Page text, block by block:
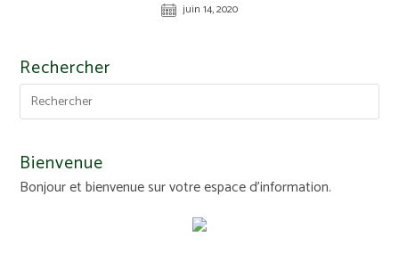
juin 14, 2020
Rechercher
Bienvenue
Bonjour et bienvenue sur votre espace d'information.